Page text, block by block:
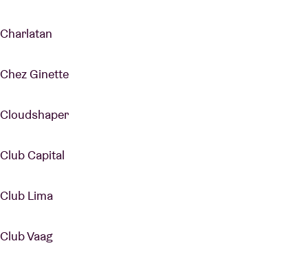
Charlatan
Chez Ginette
Cloudshaper
Club Capital
Club Lima
Club Vaag